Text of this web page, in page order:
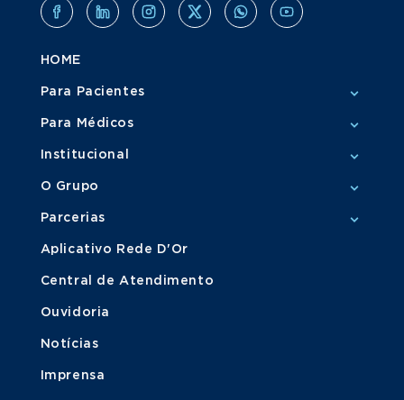
HOME
Para Pacientes
Para Médicos
Institucional
O Grupo
Parcerias
Aplicativo Rede D'Or
Central de Atendimento
Ouvidoria
Notícias
Imprensa